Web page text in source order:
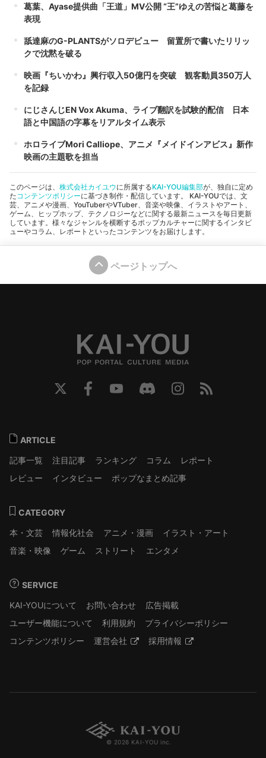
葛葉、Ayase提供曲「王道」MV公開 “王”ゆえの苦悩と葛藤を
表現
舐達麻のG-PLANTSがソロデビュー 留置所で書いたリリッ
クで沈黙を破る
映画『ちいかわ』興行収入50億円を突破 観客動員350万人
を記録
にじさんじEN Vox Akuma、ライブ翻訳を試験的配信 日本
語と中国語の字幕をリアルタイム表示
ホロライブMori Calliope、アニメ『メイドインアビス』新作
映画の主題歌を担当
このページは、 株式会社カイユウに所属するKAI-YOU編集部が、独自に定め
た コンテンツポリシーに基づき制作・配信しています。 KAI-YOUでは、文
芸、アニメや漫画、YouTuberやVTuber、音楽や映像、イラストやアート、
ゲーム、ヒップホップ、テクノロジーなどに関する最新ニュースを毎日更新
しています。様々なジャンルを横断するポップカルチャーに関するインタビ
ューやコラム、レポートといったコンテンツをお届けします。
ページトップへ
ARTICLE
記事一覧
注目記事 ランキング コラム
レポート
レビュー
インタビュー ポップなまとめ記事
CATEGORY
本・文芸
情報化社会 アニメ・漫画
イラスト・アート
音楽・映像
ゲーム ストリート エンタメ
SERVICE
KAI-YOUについて
お問い合わせ
広告掲載
ユーザー機能について
利用規約
プライバシーポリシー
コンテンツポリシー
運営会社 採用情報
© 2026 KAI-YOU inc.